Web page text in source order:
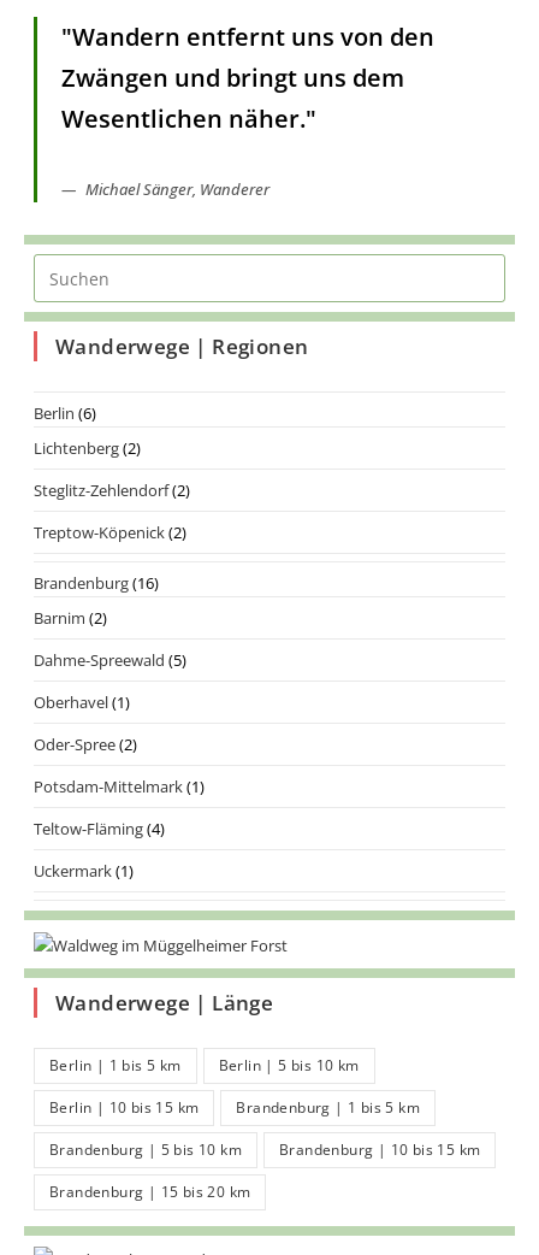
"Wandern entfernt uns von den
Zwängen und bringt uns dem
Wesentlichen näher."
Michael Sänger, Wanderer
Wanderwege | Regionen
Berlin (6)
Lichtenberg(2)
Steglitz-Zehlendorf(2)
Treptow-Köpenick(2)
Brandenburg(16)
Barnim (2)
Dahme-Spreewald (5)
Oberhavel(1)
Oder-Spree(2)
Potsdam-Mittelmark(1)
Teltow-Fläming(4)
Uckermark(1)
Wanderwege | Länge
Berlin | 1 bis 5 km Berlin | 5 bis 10 km
Berlin | 10 bis 15 km Brandenburg | 1 bis 5 km
Brandenburg | 5 bis 10 km Brandenburg | 10 bis 15 km
Brandenburg | 15 bis 20 km